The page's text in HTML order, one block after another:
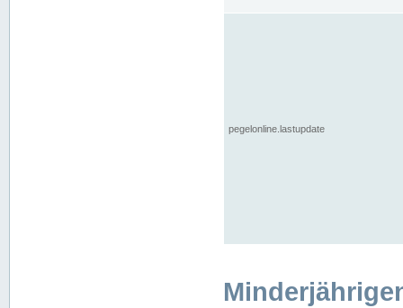
pegelonline.lastupdate